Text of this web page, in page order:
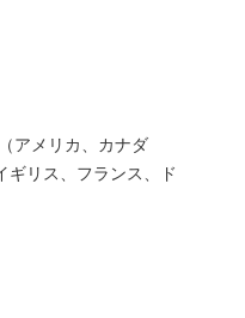
アメリカ、カナダ
ギリス、フランス、ド